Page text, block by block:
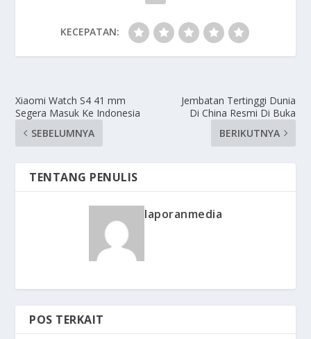
KECEPATAN:
Xiaomi Watch S4 41 mm
Segera Masuk Ke Indonesia
SEBELUMNYA
Jembatan Tertinggi Dunia
Di China Resmi Di Buka
BERIKUTNYA
TENTANG PENULIS
laporanmedia
POS TERKAIT